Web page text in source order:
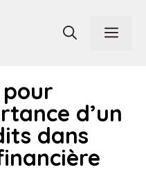
pour
d’un
dans